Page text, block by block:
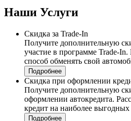
Наши Услуги
Скидка за Trade-In
Получите дополнительную
участие в программе Trade-
способ обменять свой
Подробнее
Скидка при оформлении
Получите дополнительную
оформлении автокредита.
кредит на наиболее выгодных
Подробнее